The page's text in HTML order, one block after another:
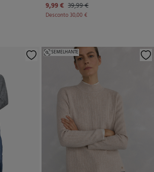
9,99 € 39,99 €
Desconto30,00 €
SEMELHANTE